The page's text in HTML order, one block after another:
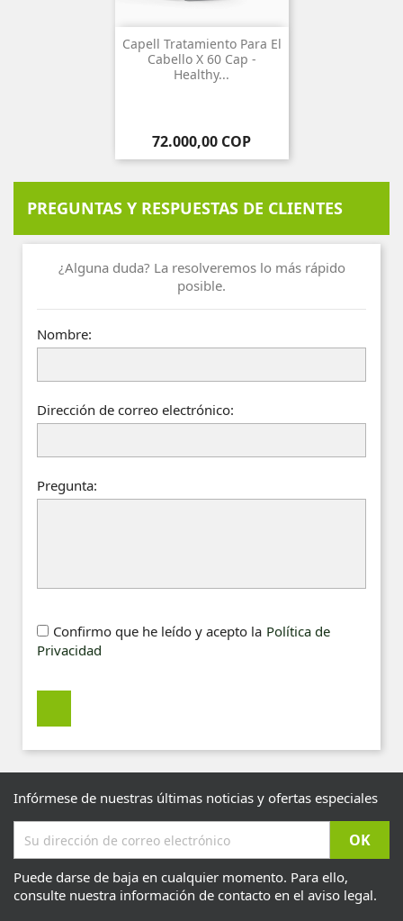
Capell Tratamiento Para El
Cabello X 60 Cap -
Healthy...
Precio
72.000,00 COP
PREGUNTAS Y RESPUESTAS DE CLIENTES
¿Alguna duda? La resolveremos lo más rápido
posible.
Nombre:
Dirección de correo electrónico:
Pregunta:
Confirmo que he leído y acepto la Política de
Privacidad
Infórmese de nuestras últimas noticias y ofertas especiales
Puede darse de baja en cualquier momento. Para ello,
consulte nuestra información de contacto en el aviso legal.